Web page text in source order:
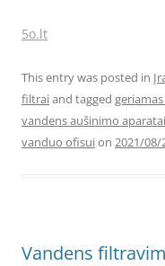
5o.lt
This entry was posted in
filtraiand tagged
vandens aušinimo aparatai
vanduo ofisuion 2021/08/
Vandens